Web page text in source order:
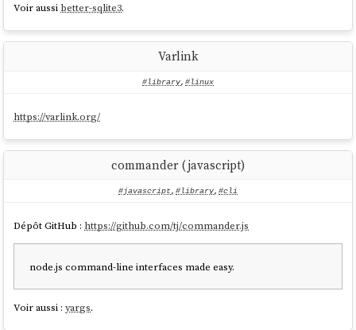
Voir aussibetter-sqlite3.
Varlink
#library, #linux
https://varlink.org/
commander (javascript)
#javascript, #library, #cli
Dépôt GitHub : https://github.com/tj/commander.js
node.js command-line interfaces made easy.
Voir aussi :yargs.